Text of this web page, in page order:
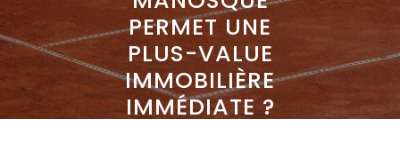
PERMET UNE
PLUS-VALUE
IMMOBILIÈRE
IMMÉDIATE ?